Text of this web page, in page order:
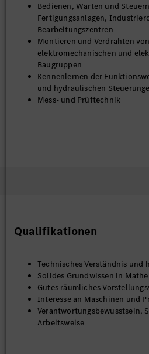
Bedienen, Warten und
Fertigungsanlagen,
Bearbeitungszentren
Montieren und Verdrahten
elektromechanischen und
Baugruppen
Kennenlernen der
und hydraulischen
Mess- und Prüftechnik
Qualifikationen
Technisches Verständnis und
Solides Grundwissen in
Gutes räumliches
Interesse an Maschinen und
Verantwortungsbewusstsein,
Arbeitsweise